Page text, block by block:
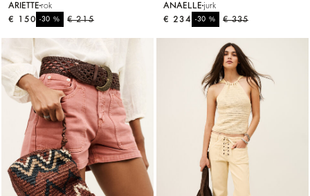
ARIETTE rok
€ 215
-30%
€ 150
ANAELLE jurk
€ 335
-30%
€ 234